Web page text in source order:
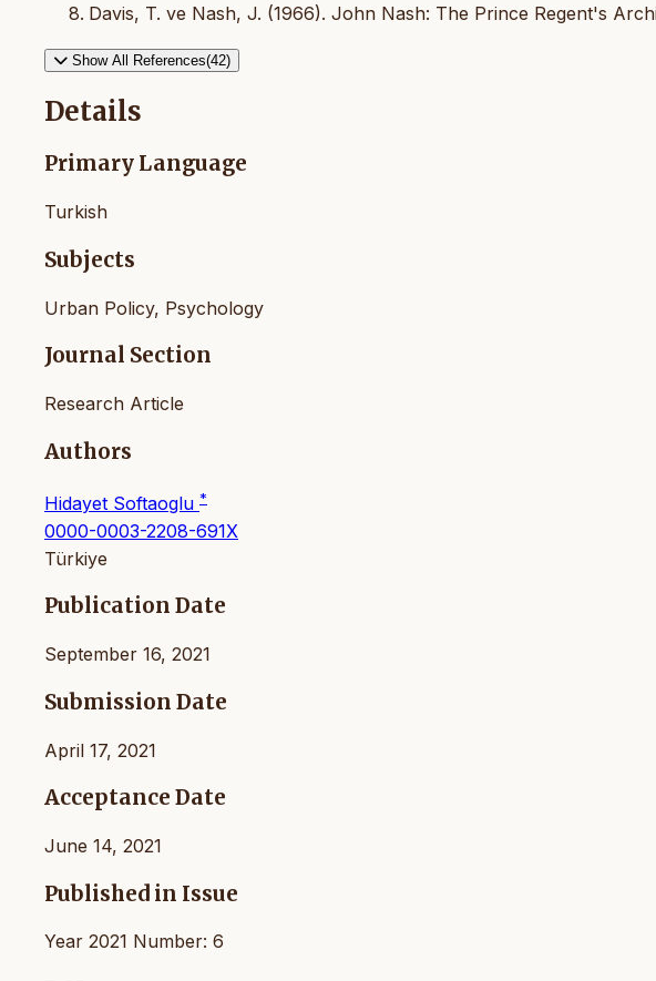
Davis, T. ve Nash, J. (1966). John Nash: The Prince Regent's
Show All References(42)
Details
Primary Language
Turkish
Subjects
Urban Policy, Psychology
Journal Section
Research Article
Authors
Hidayet Softaoglu *
0000-0003-2208-691X
Türkiye
Publication Date
September 16, 2021
Submission Date
April 17, 2021
Acceptance Date
June 14, 2021
Published in Issue
Year 2021 Number: 6